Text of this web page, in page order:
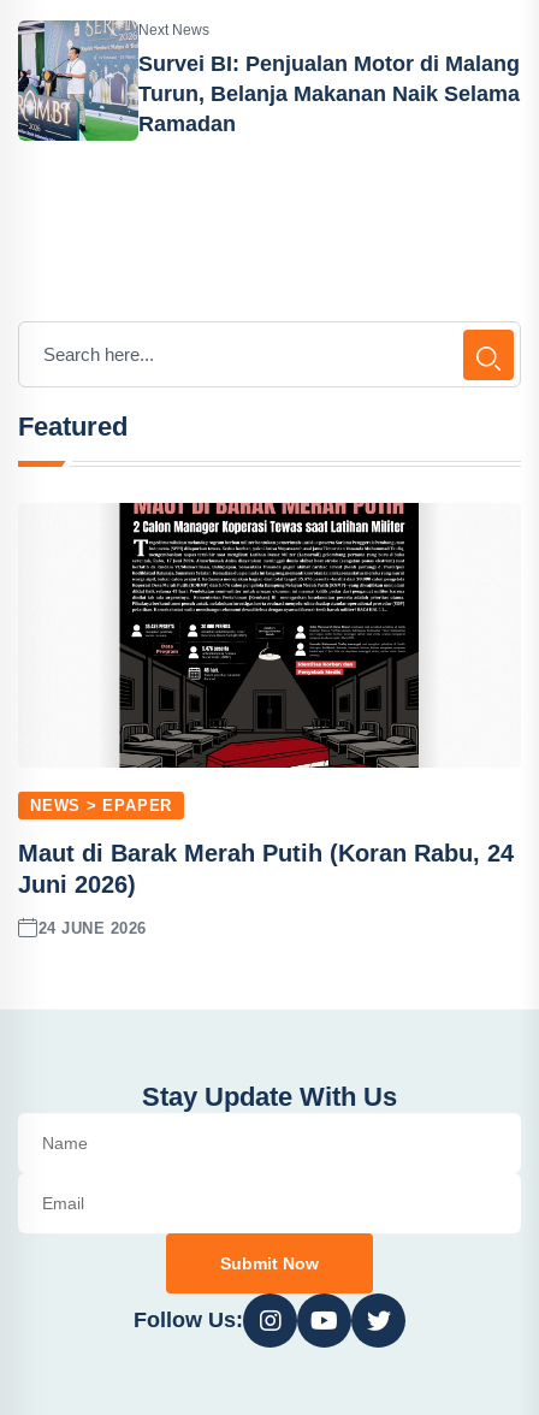
Next News
Survei BI: Penjualan Motor di Malang
Turun, Belanja Makanan Naik Selama
Ramadan
Featured
NEWS > EPAPER
Maut di Barak Merah Putih (Koran Rabu, 24
Juni 2026)
24 JUNE 2026
Stay Update With Us
Submit Now
Follow Us: